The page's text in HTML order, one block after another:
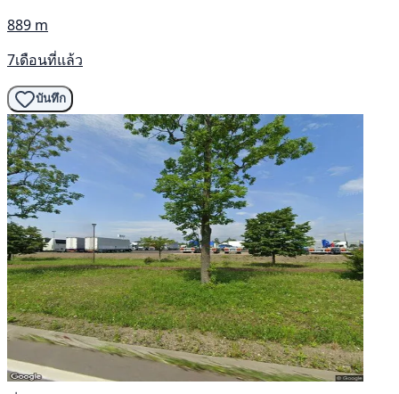
889 m
7เดือนที่แล้ว
บันทึก